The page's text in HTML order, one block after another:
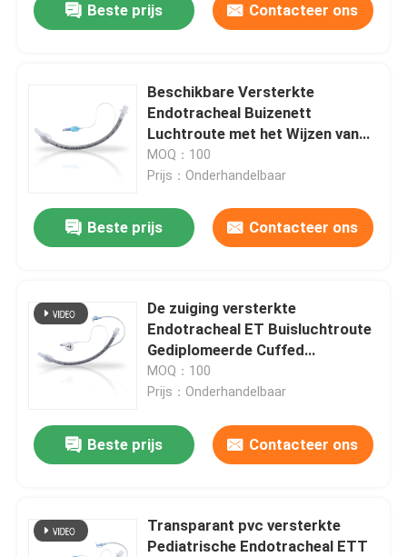
Beste prijs Contacteer ons
Beschikbare Versterkte
Endotracheal Buizenett
Luchtroute met het Wijzen van
op Bellen
MOQ：100
Prijs：Onderhandelbaar
Beste prijs Contacteer ons
De zuiging versterkte
Endotracheal ET Buisluchtroute
Gediplomeerde Cuffed
ISO13485
MOQ：100
Prijs：Onderhandelbaar
Beste prijs Contacteer ons
Transparant pvc versterkte
Pediatrische Endotracheal ETT